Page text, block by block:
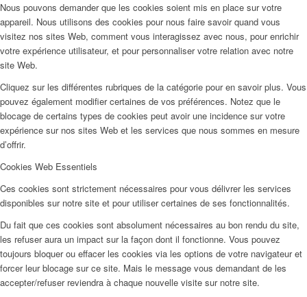
Nous pouvons demander que les cookies soient mis en place sur votre
appareil. Nous utilisons des cookies pour nous faire savoir quand vous
visitez nos sites Web, comment vous interagissez avec nous, pour enrichir
votre expérience utilisateur, et pour personnaliser votre relation avec notre
site Web.
Cliquez sur les différentes rubriques de la catégorie pour en savoir plus. Vous
pouvez également modifier certaines de vos préférences. Notez que le
blocage de certains types de cookies peut avoir une incidence sur votre
expérience sur nos sites Web et les services que nous sommes en mesure
d’offrir.
Cookies Web Essentiels
Ces cookies sont strictement nécessaires pour vous délivrer les services
disponibles sur notre site et pour utiliser certaines de ses fonctionnalités.
Du fait que ces cookies sont absolument nécessaires au bon rendu du site,
les refuser aura un impact sur la façon dont il fonctionne. Vous pouvez
toujours bloquer ou effacer les cookies via les options de votre navigateur et
forcer leur blocage sur ce site. Mais le message vous demandant de les
accepter/refuser reviendra à chaque nouvelle visite sur notre site.